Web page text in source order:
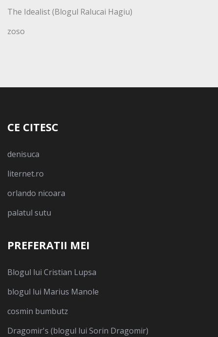
The Idealist (Blogul Ralucai Hagiu)
zoso
CE CITESC
denisuca
liternet.ro
orlando nicoara
palatul sutu
PREFERATII MEI
Blogul lui Cristian Lupsa
blogul lui Marius Manole
cosmin bumbutz
Dragomir's (blogul lui Sorin Dragomir)